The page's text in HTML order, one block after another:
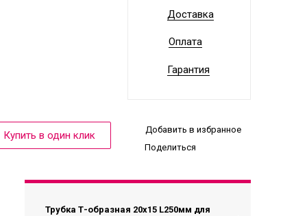
Доставка
Оплата
Гарантия
Добавить в избранное
Поделиться
Трубка Т-образная 20х15 L250мм для